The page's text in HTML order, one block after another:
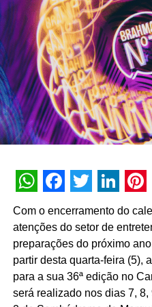
“A Sadia tem a inovação no
precursoras da categoria de
WhatsApp
Facebook
Twitter
Com o encerramento do
atenções do setor de
preparações do próximo
partir desta quarta-feira (5),
para a sua 36ª edição no
será realizado nos dias 7,